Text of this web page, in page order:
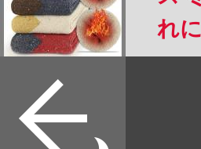
れ
温